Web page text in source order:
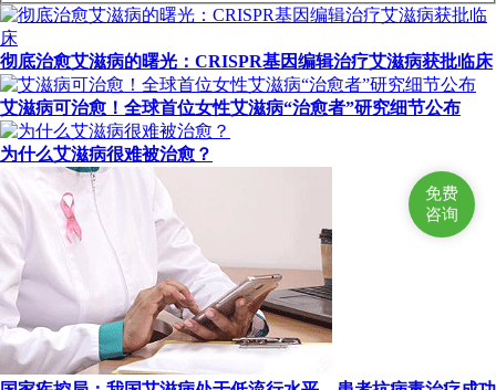
彻底治愈艾滋病的曙光：CRISPR基因编辑治疗艾滋病获批临床
艾滋病可治愈！全球首位女性艾滋病“治愈者”研究细节公布
为什么艾滋病很难被治愈？
免费
咨询